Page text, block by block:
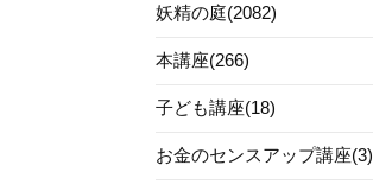
妖精の庭(2082)
本講座(266)
子ども講座(18)
お金のセンスアップ講座(3)